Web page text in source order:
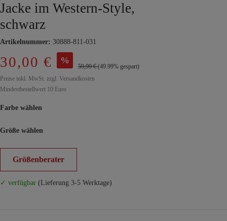
Jacke im Western-Style,
schwarz
Artikelnummer: 30888-811-031
30,00 € %
59,99 €(49.99% gespart)
Preise inkl. MwSt. zzgl. Versandkosten
Mindestbestellwert 10 Euro
Farbe wählen
Größe wählen
Größenberater
✓ verfügbar (Lieferung 3-5 Werktage)